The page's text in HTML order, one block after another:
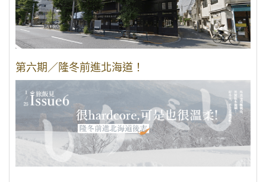
第六期／隆冬前進北海道！